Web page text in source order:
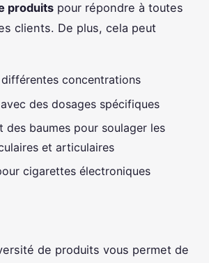
produits pour répondre à toutes
clients. De plus, cela peut
concentrations
des dosages spécifiques
des baumes pour soulager les
et articulaires
cigarettes électroniques
de produits vous permet de